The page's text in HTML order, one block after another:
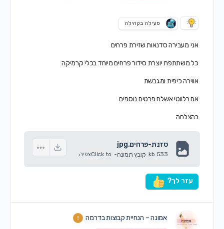
פעילה בקהילה
אני מעבירה סדנאות שזירת פרחים
כל משתתפת יוצרת סידור פרחים מיוחד בכלי קרמיקה
אווירה כיפית ומגבשת
אם רלווטי אשלח פרטים נוספים
בהצלחה
סדנת-פרחים.jpg
533 kb קובץ תמונה-
Click toצפיה
עזר לך?
אמונה – הנחיית קבוצות בדרמה